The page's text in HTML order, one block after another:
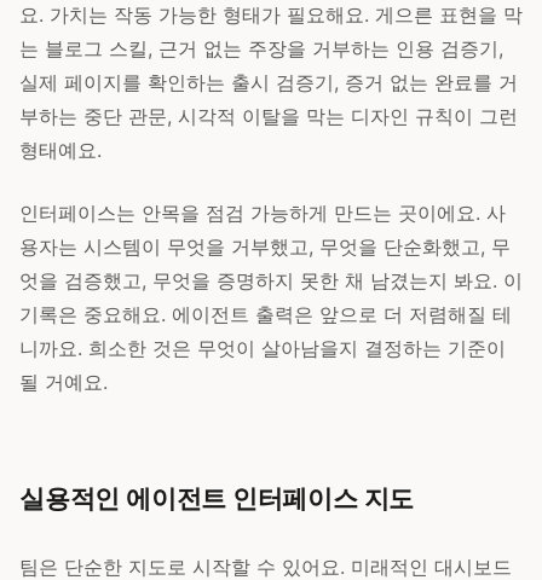
요. 가치는 작동 가능한 형태가 필요해요. 게으른 표현을 막
는 블로그 스킬, 근거 없는 주장을 거부하는 인용 검증기,
실제 페이지를 확인하는 출시 검증기, 증거 없는 완료를 거
부하는 중단 관문, 시각적 이탈을 막는 디자인 규칙이 그런
형태예요.
인터페이스는 안목을 점검 가능하게 만드는 곳이에요. 사
용자는 시스템이 무엇을 거부했고, 무엇을 단순화했고, 무
엇을 검증했고, 무엇을 증명하지 못한 채 남겼는지 봐요. 이
기록은 중요해요. 에이전트 출력은 앞으로 더 저렴해질 테
니까요. 희소한 것은 무엇이 살아남을지 결정하는 기준이
될 거예요.
실용적인 에이전트 인터페이스 지도
팀은 단순한 지도로 시작할 수 있어요. 미래적인 대시보드